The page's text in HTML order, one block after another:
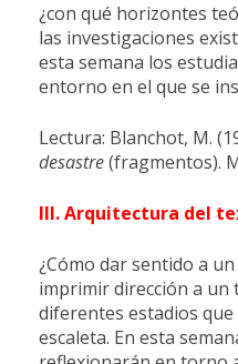
¿con qué horizontes
las investigaciones
esta semana los
entorno en el que se
Lectura: Blanchot, M.
desastre(fragmentos).
III. Arquitectura del
¿Cómo dar sentido a
imprimir dirección a un
diferentes estadios
escaleta. En esta